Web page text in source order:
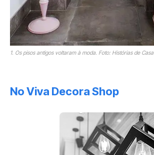
1. Os pisos antigos voltaram à moda. Foto: Histórias de Casa
No Viva Decora Shop